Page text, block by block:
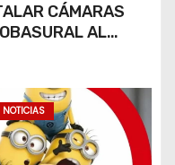
CÁMARAS
AL
NOTICIAS